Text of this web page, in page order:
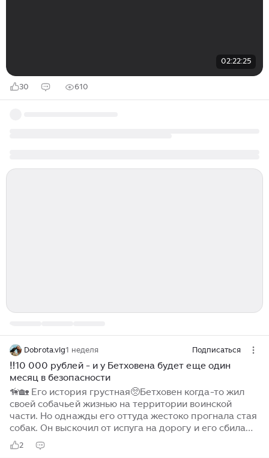
02:22:25
30 610
Dobrota.vlg1 неделя Подписаться
‼️10 000 рублей - и у Бетховена будет еще один
месяц в безопасности
🦮🏡 Его история грустная🥺Бетховен когда-то жил
своей собачьей жизнью на территории воинской
части. Но однажды его оттуда жестоко прогнала стая
собак. Он выскочил от испуга на дорогу и его сбила
машина. От удара его позвоночник сломался и теперь
Бетховен неходячий инвалид💔 Но у него есть шанс -
2